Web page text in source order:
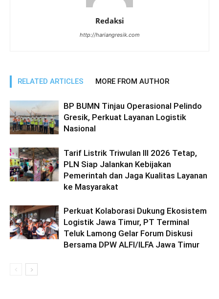
Redaksi
http://hariangresik.com
RELATED ARTICLES MORE FROM AUTHOR
BP BUMN Tinjau Operasional Pelindo
Gresik, Perkuat Layanan Logistik
Nasional
Tarif Listrik Triwulan III 2026 Tetap,
PLN Siap Jalankan Kebijakan
Pemerintah dan Jaga Kualitas Layanan
ke Masyarakat
Perkuat Kolaborasi Dukung Ekosistem
Logistik Jawa Timur, PT Terminal
Teluk Lamong Gelar Forum Diskusi
Bersama DPW ALFI/ILFA Jawa Timur